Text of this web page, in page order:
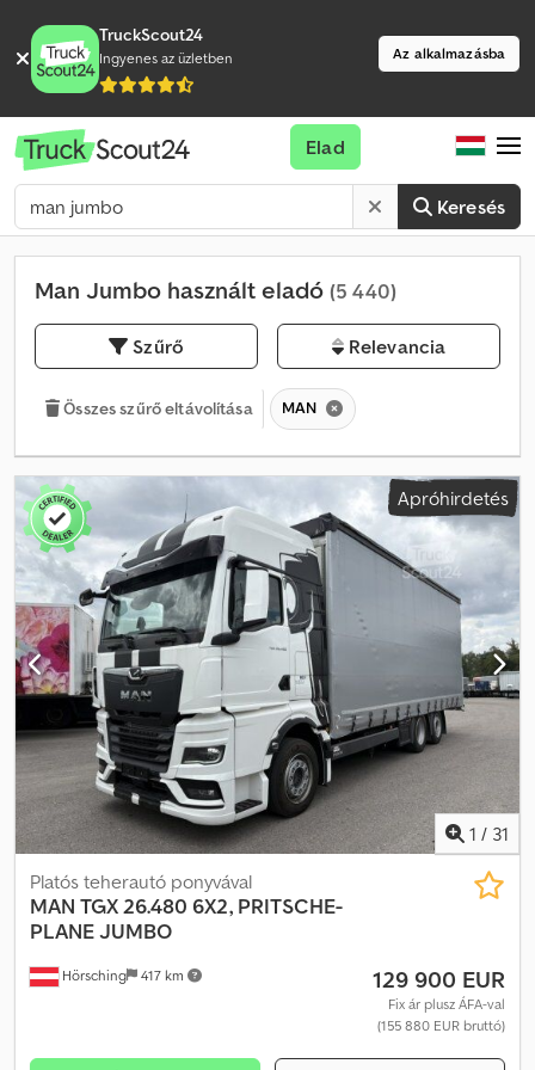
TruckScout24
Ingyenes az üzletben Az alkalmazásba
Keresés
Elad
Man Jumbo használt eladó (5 440)
Szűrő Relevancia
Összes szűrő eltávolítása MAN
Apróhirdetés
1 / 31
Hörsching 417 km
Platós teherautó ponyvával
MAN TGX 26.480 6X2, PRITSCHE-
PLANE JUMBO
129 900 EUR
Fix ár plusz ÁFA-val
(155 880 EUR bruttó)